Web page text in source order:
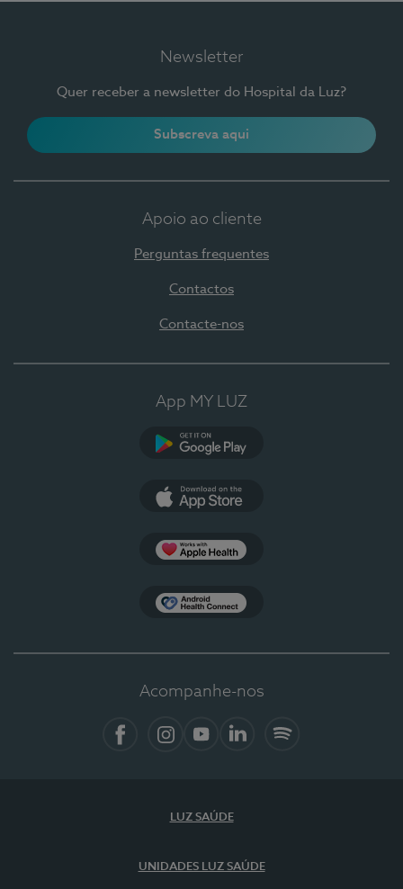
Newsletter
Quer receber a newsletter do Hospital da Luz?
Subscreva aqui
Apoio ao cliente
Perguntas frequentes
Contactos
Contacte-nos
App MY LUZ
Acompanhe-nos
LUZ SAÚDE
UNIDADES LUZ SAÚDE